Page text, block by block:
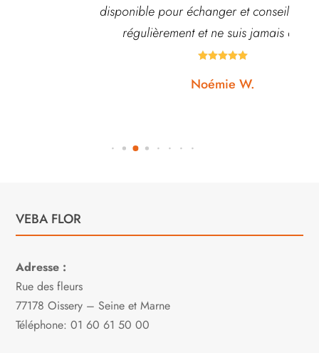
disponible pour échanger et conseiller. J’y vais
régulièrement et ne suis jamais déçue.
VEBA FLOR
Adresse :
Rue des fleurs
77178 Oissery – Seine et Marne
Téléphone: 01 60 61 50 00